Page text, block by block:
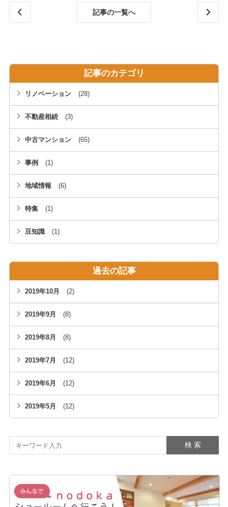
場合
に知
って
おき
たい5
つの
記事の一覧へ
ンの
った
き5つ
記事のカテゴリ
リノベーション (28)
不動産相続 (3)
中古マンション (65)
事例 (1)
地域情報 (6)
特集 (1)
豆知識 (1)
過去の記事
2019年10月 (2)
2019年9月 (8)
2019年8月 (8)
2019年7月 (12)
2019年6月 (12)
2019年5月 (12)